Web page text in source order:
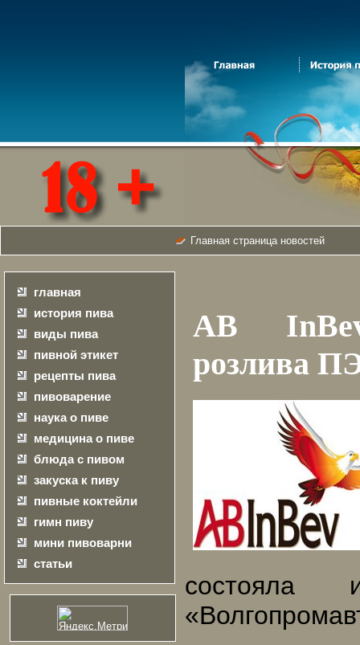
Главная страница новостей
главная
история пива
виды пива
пивной этикет
рецепты пива
пивоварение
наука о пиве
медицина о пиве
блюда с пивом
закуска к пиву
пивные коктейли
гимн пиву
мини пивоварни
статьи
AB
розлива
состояла